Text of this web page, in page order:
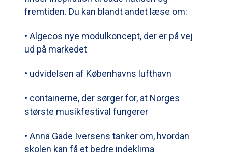
fremtiden. Du kan blandt andet læse om:
• Algecos nye modulkoncept, der er på vej
ud på markedet
• udvidelsen af Københavns lufthavn
• containerne, der sørger for, at Norges
største musikfestival fungerer
• Anna Gade Iversens tanker om, hvordan
skolen kan få et bedre indeklima